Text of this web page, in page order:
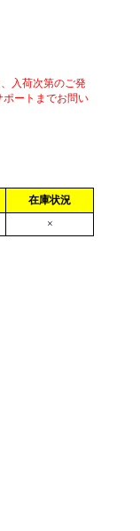
入荷次第のご発
ートまでお問い
在庫状況
×